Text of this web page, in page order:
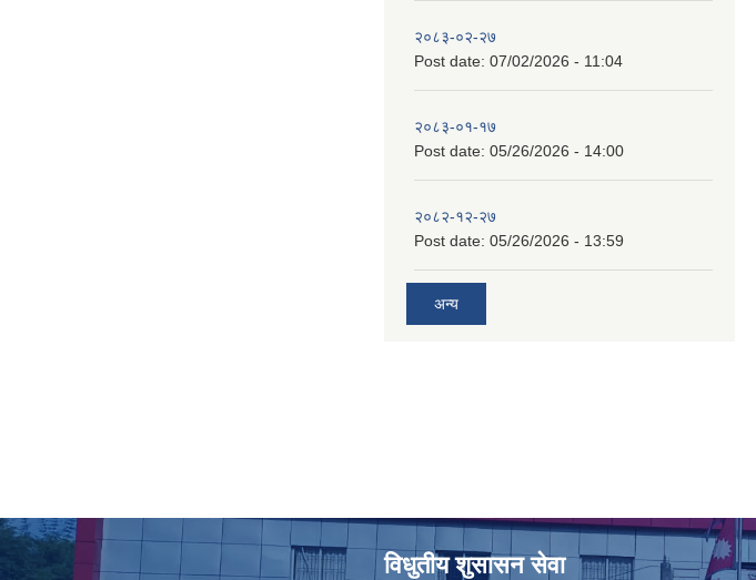
२०८३-०२-२७
Post date: 07/02/2026 - 11:04
२०८३-०१-१७
Post date: 05/26/2026 - 14:00
२०८२-१२-२७
Post date: 05/26/2026 - 13:59
अन्य
विधुतीय शुसासन सेवा